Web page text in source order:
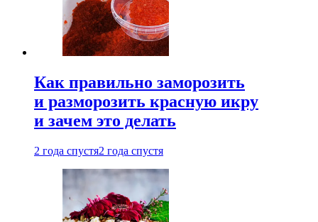
Как правильно заморозить
и разморозить красную икру
и зачем это делать
2 года спустя2 года спустя